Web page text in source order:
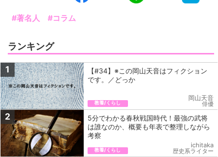
#著名人 #コラム
ランキング
1
【#34】※この岡山天音はフィクション
です。／どっか
教養/くらし
岡山天音
俳優
2
5分でわかる春秋戦国時代！最強の武将
は誰なのか、概要も年表で整理しながら
考察
教養/くらし
ichitaka
歴史系ライター